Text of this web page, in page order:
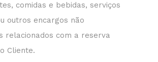
comidas e bebidas, serviços
outros encargos não
relacionados com a reserva
Cliente.